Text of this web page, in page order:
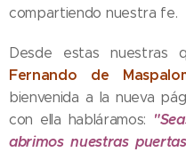
compartiendo nuestra fe.
Desde estas nuestras
Fernando de
bienvenida a la nueva
con ella habláramos:
abrimos nuestras